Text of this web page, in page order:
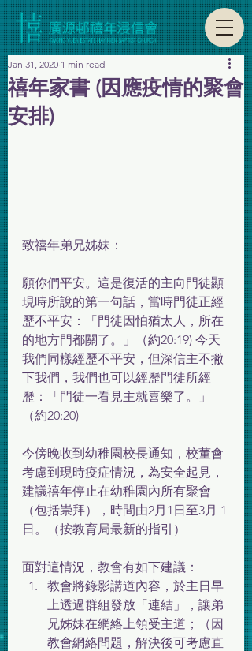
禧年家書 (因應疫情的聚會
安排)
Jan 31, 2020 1 min read
致禧年弟兄姊妹：
願你們平安。這是復活的主向門徒顯
現時所說的第一句話，當時門徒正經
歷不平安：「門徒因怕猶太人，所在
的地方門都關了。」（約20:19) 今天
我們同樣經歷不平安，但深信主不撇
下我們，我們也可以經歷門徒所經
歷：「門徒一看見主就喜樂了。」
（約20:20)
今傍晚收到幼稚園校長通知，校董會
考慮到現時疫症情況，為安全起見，
建議禧年停止在幼稚園內所有聚會
（包括崇拜），時間由2月1日至3月 1
日。（按教育局最新的指引）
面對這情況，教會有如下建議：
教會將錄影講道內容，於主日早
上透過群組發放「連結」，讓弟
兄姊妹在網絡上領受主道；（因
教會網絡問題，解決後可考慮直